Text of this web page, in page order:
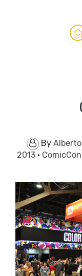
By
2013 · ComicCon